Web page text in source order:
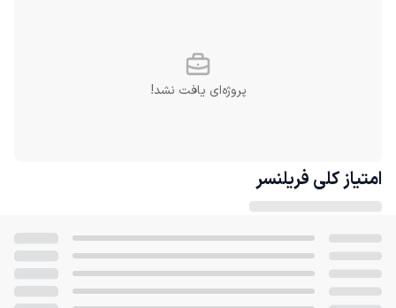
پروژه‌ای یافت نشد!
امتیاز کلی فریلنسر